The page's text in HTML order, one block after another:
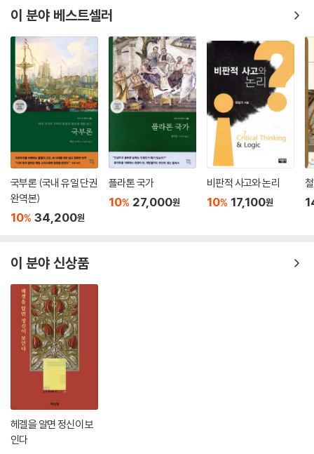
는—라틴어로 ‘이해하고 분별할 줄 아는 인간’, 곧 ‘지혜로운 인간’을 뜻하
는바—인간을 인식과 자기반성의 능력을 지닌 존재로 특징짓는다. 그러나
이 명명을 엄밀한 의미에서 이성적 인식 능력을 인간의 종차(differentia
specifica)로 규정한 것으로 보기는 어렵다. 이에 반해, 앙리 베르그송(H
enri Bergson)은 인간 지성을 도구 제작과 사용에 특화된 기능으로 규정
함으로써 인간의 기술적 성격을 강조했으며, 이후 막스 셸러(Max Schel
er)와 한나 아렌트(Hannah Arendt)는 ‘호모 파베르’(homo faber)라
는 고전적 개념을 각기 비판적·분석적으로 정교화하였다. 이 개념은 인간
을 도구의 창안과 사용을 통해 세계를 형성·변형하는 존재로 이해하게 하
지만, 동시에 그러한 이해의 한계 또한 드러낸다. 나아가, 요한 하위징아(J
ohan Huizinga)의 ‘호모 루덴스’(homo ludens), 곧 ‘유희하는 인간’은
놀이를 문화 창조의 원천으로 파악함으로써 인간학적 지평을 확장했다.
네칸스』(Homo Necans, 1972)에서 제시한 규정은 이러한 전통적 인간
학의 낙관적 전제들에 대한 근본적 문제제기를 함축한다. 부르케르트에 따
르면, 인간 존재는, “호모 사피엔스는 호모 네칸스인 동시에 호모 세펠리
엔스이다”(Der homo sapiens ist ebenso homo necans wie hom
o sepeliens)라는 이중적 규정으로 파악될 수 있다. 여기서 ‘호모 네칸
스’(homo necans), 곧 ‘죽이는(살해하는) 인간’이라는 개념은 희생제의
(犧牲祭儀)를 통해 공동체를 구성하고 문화를 창출하는 인간의 원초적
폭력성을 지시하며, ‘호모 세펠리엔스’(homo sepeliens), 곧 ‘매장하는
인간’이라는 규정은 죽음을 의식하고 그에 의례적 의미를 부여하는 존재로
서의 인간을 가리킨다. 부르케르트 자신도 후기 논문에서 이러한 인간학적
규정의 방법론적 토대를 재검토하면서, 종교 연구가 아리스토텔레스적 의
미의 “경이”(θαυμάζειν)에서 출발해야 하며, 플라톤이 『제7서간』 344
이 분야 베스트셀러
국부론 (국내 유일 단권
완역본)
10% 34,200원
플라톤 국가
10% 27,000원
비판적 사고와 논리
10% 17,100원
이 분야 신상품
헤겔을 알면 정신이 보
인다